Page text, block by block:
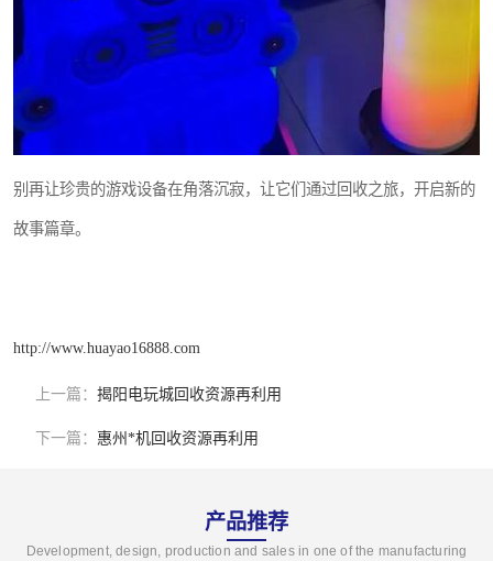
别再让珍贵的游戏设备在角落沉寂，让它们通过回收之旅，开启新的
故事篇章。
http://www.huayao16888.com
上一篇： 揭阳电玩城回收资源再利用
下一篇： 惠州*机回收资源再利用
产品推荐
Development, design, production and sales in one of the manufacturing